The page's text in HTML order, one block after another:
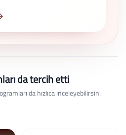
özellikle medeni hukuk,
alanlarında
Üniversitesi, Özel Hukuk
– Gazi Üniversitesi,
– Selçuk
KARİYER 2023 –
da tercih etti
da hızlıca inceleyebilirsin.